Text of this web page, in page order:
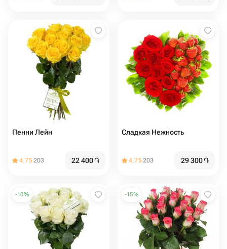
Пенни Лейн
4.75203 22 400֏
Сладкая Нежность
4.75203 29 300֏
-10% -15%